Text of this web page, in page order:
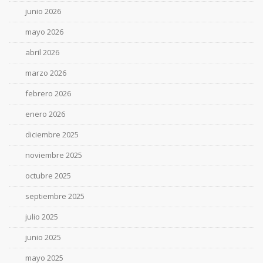
junio 2026
mayo 2026
abril 2026
marzo 2026
febrero 2026
enero 2026
diciembre 2025
noviembre 2025
octubre 2025
septiembre 2025
julio 2025
junio 2025
mayo 2025